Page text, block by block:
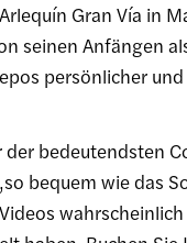
Gran Vía in
seinen Anfängen
persönlicher
bedeutendsten
bequem wie das